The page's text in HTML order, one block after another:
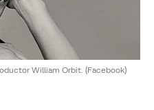
William Orbit. (Facebook)